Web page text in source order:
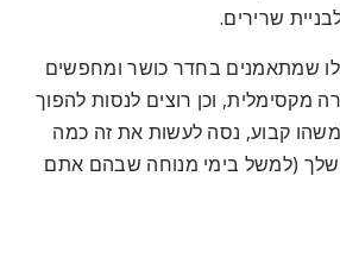
שרירים.
שמתאמנים בחדר כושר ומחפשים
מקסימלית, וכן רוצים לנסות להפוך
קבוע, נסה לעשות את זה כמה
שלך (למשל בימי מנוחה שבהם אתם